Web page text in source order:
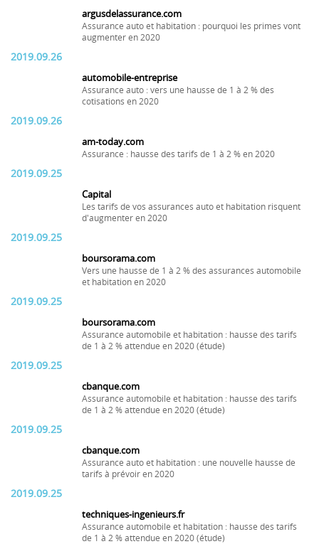
argusdelassurance.com
Assurance auto et habitation : pourquoi les primes vont
augmenter en 2020
2019.09.26
automobile-entreprise
Assurance auto : vers une hausse de 1 à 2 % des
cotisations en 2020
2019.09.26
am-today.com
Assurance : hausse des tarifs de 1 à 2 % en 2020
2019.09.25
Capital
Les tarifs de vos assurances auto et habitation risquent
d'augmenter en 2020
2019.09.25
boursorama.com
Vers une hausse de 1 à 2 % des assurances automobile
et habitation en 2020
2019.09.25
boursorama.com
Assurance automobile et habitation : hausse des tarifs
de 1 à 2 % attendue en 2020 (étude)
2019.09.25
cbanque.com
Assurance automobile et habitation : hausse des tarifs
de 1 à 2 % attendue en 2020 (étude)
2019.09.25
cbanque.com
Assurance auto et habitation : une nouvelle hausse de
tarifs à prévoir en 2020
2019.09.25
techniques-ingenieurs.fr
Assurance automobile et habitation : hausse des tarifs
de 1 à 2 % attendue en 2020 (étude)